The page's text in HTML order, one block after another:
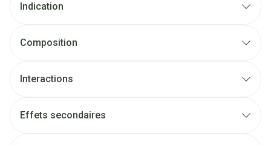
Indication
Composition
Interactions
Effets secondaires